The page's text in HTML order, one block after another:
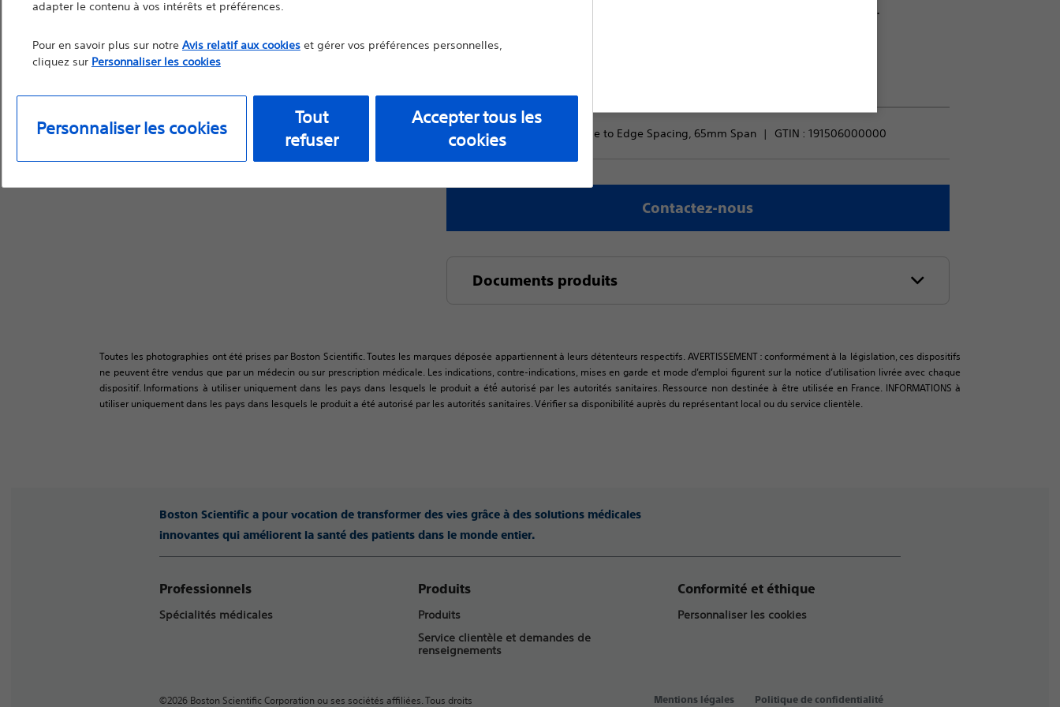
contact spacing, designed to address your patients' evolving pain.
Comparer Sondes percutanées
16 Active Contacts, 1mm Edge to Edge Spacing, 65mm Span GTIN : 191506000000
Contactez-nous
Documents produits
Toutes les photographies ont été prises par Boston Scientific. Toutes les marques déposée appartiennent à leurs détenteurs respectifs. AVERTISSEMENT : conformément à la législation, ces dispositifs
ne peuvent être vendus que par un médecin ou sur prescription médicale. Les indications, contre-indications, mises en garde et mode d’emploi figurent sur la notice d’utilisation livrée avec chaque
dispositif. Informations à utiliser uniquement dans les pays dans lesquels le produit a été́ autorisé par les autorités sanitaires. Ressource non destinée à être utilisée en France. INFORMATIONS à
utiliser uniquement dans les pays dans lesquels le produit a été autorisé par les autorités sanitaires. Vérifier sa disponibilité auprès du représentant local ou du service clientèle.
Boston Scientific a pour vocation de transformer des vies grâce à des solutions médicales
innovantes qui améliorent la santé des patients dans le monde entier.
Professionnels
Spécialités médicales
Produits
Produits
Service clientèle et demandes de
renseignements
Conformité et éthique
Personnaliser les cookies
©2026 Boston Scientific Corporation ou ses sociétés affiliées. Tous droits Mentions légales Politique de confidentialité
adapter le contenu à vos intérêts et préférences.
Pour en savoir plus sur notre Avis relatif aux cookieset gérer vos préférences personnelles,
cliquez sur Personnaliser les cookies
Personnaliser les cookies
Tout
refuser
Accepter tous les
cookies